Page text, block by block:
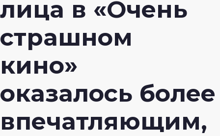
лица в «Очень
страшном
кино»
оказалось более
впечатляющим,